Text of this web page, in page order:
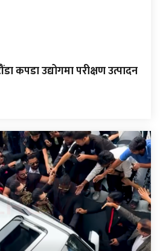
कपडा उद्योगमा परीक्षण उत्पादन